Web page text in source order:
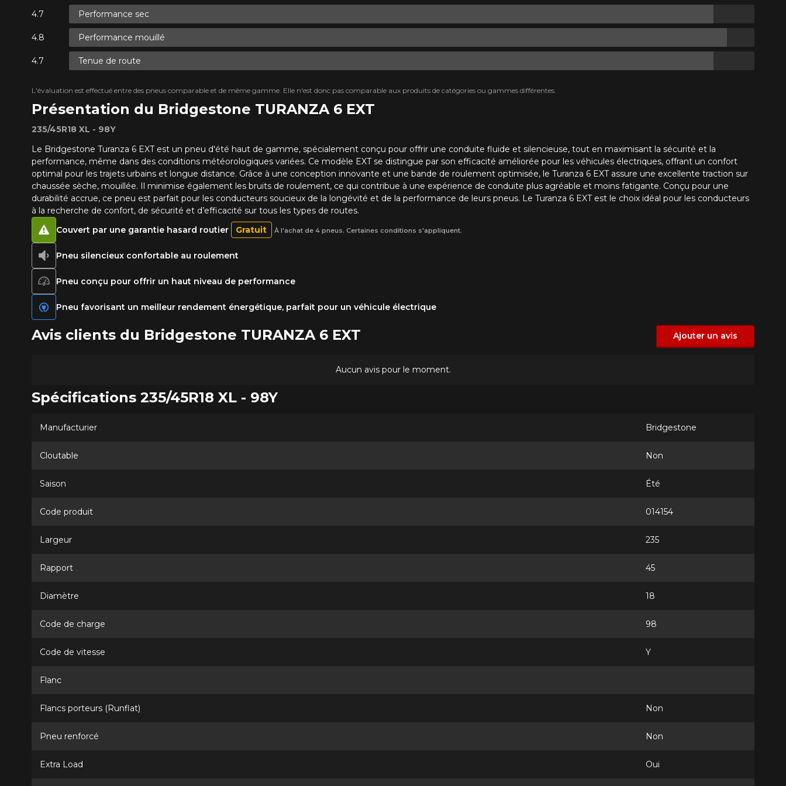
Présentation du Bridgestone TURANZA 6 EXT
235/45R18 XL - 98Y
Le Bridgestone Turanza 6 EXT est un pneu d'été haut de gamme, spécialement conçu pour offrir une conduite fluide et silencieuse, tout en maximisant la sécurité et la
performance, même dans des conditions météorologiques variées. Ce modèle EXT se distingue par son efficacité améliorée pour les véhicules électriques, offrant un confort
optimal pour les trajets urbains et longue distance. Grâce à une conception innovante et une bande de roulement optimisée, le Turanza 6 EXT assure une excellente traction sur
chaussée sèche, mouillée. Il minimise également les bruits de roulement, ce qui contribue à une expérience de conduite plus agréable et moins fatigante. Conçu pour une
durabilité accrue, ce pneu est parfait pour les conducteurs soucieux de la longévité et de la performance de leurs pneus. Le Turanza 6 EXT est le choix idéal pour les conducteurs
à la recherche de confort, de sécurité et d’efficacité sur tous les types de routes.
Performance sec
Performance mouillé
Tenue de route
L'évaluation est effectué entre des pneus comparable et de même gamme. Elle n'est donc pas comparable aux produits de catégories ou gammes différentes.
Pneu silencieux confortable au roulement
Pneu conçu pour offrir un haut niveau de performance
Pneu favorisant un meilleur rendement énergétique, parfait pour un véhicule électrique
Couvert par une garantie hasard routier Gratuit À l'achat de 4 pneus. Certaines conditions s'appliquent.
Avis clients du Bridgestone TURANZA 6 EXT Ajouter un avis
Aucun avis pour le moment.
Spécifications 235/45R18 XL - 98Y
Manufacturier Bridgestone
Cloutable Non
Saison Été
Code produit 014154
Largeur 235
Rapport 45
Diamètre 18
Code de charge 98
Code de vitesse Y
Flanc
Flancs porteurs (Runflat) Non
Pneu renforcé Non
Extra Load Oui